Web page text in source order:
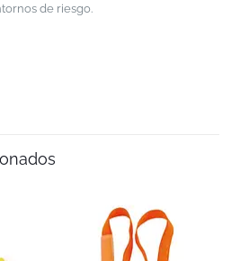
de riesgo.